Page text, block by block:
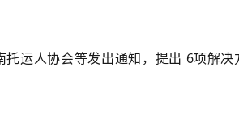
运人协会等发出通知，提出 6项解